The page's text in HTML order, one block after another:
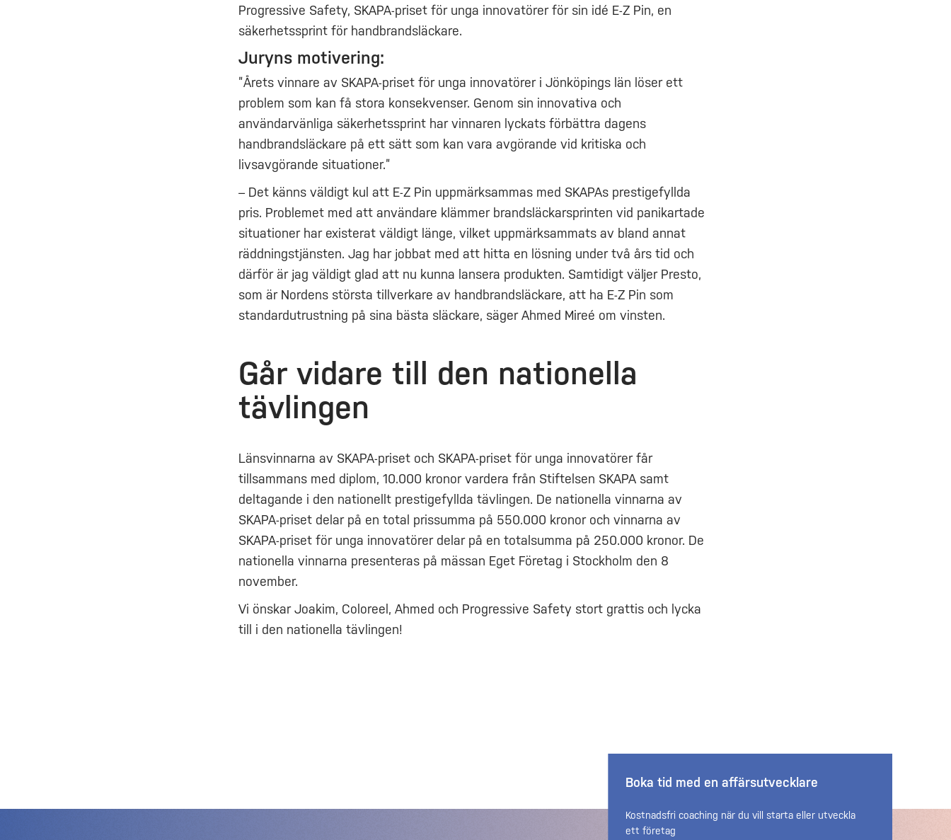
Progressive Safety, SKAPA-priset för unga innovatörer för sin idé E-Z Pin, en
säkerhetssprint för handbrandsläckare.
Juryns motivering:
”Årets vinnare av SKAPA-priset för unga innovatörer i Jönköpings län löser ett
problem som kan få stora konsekvenser. Genom sin innovativa och
användarvänliga säkerhetssprint har vinnaren lyckats förbättra dagens
handbrandsläckare på ett sätt som kan vara avgörande vid kritiska och
livsavgörande situationer.”
– Det känns väldigt kul att E-Z Pin uppmärksammas med SKAPAs prestigefyllda
pris. Problemet med att användare klämmer brandsläckarsprinten vid panikartade
situationer har existerat väldigt länge, vilket uppmärksammats av bland annat
räddningstjänsten. Jag har jobbat med att hitta en lösning under två års tid och
därför är jag väldigt glad att nu kunna lansera produkten. Samtidigt väljer Presto,
som är Nordens största tillverkare av handbrandsläckare, att ha E-Z Pin som
standardutrustning på sina bästa släckare, säger Ahmed Mireé om vinsten.
Går vidare till den nationella
tävlingen
Länsvinnarna av SKAPA-priset och SKAPA-priset för unga innovatörer får
tillsammans med diplom, 10.000 kronor vardera från Stiftelsen SKAPA samt
deltagande i den nationellt prestigefyllda tävlingen. De nationella vinnarna av
SKAPA-priset delar på en total prissumma på 550.000 kronor och vinnarna av
SKAPA-priset för unga innovatörer delar på en totalsumma på 250.000 kronor. De
nationella vinnarna presenteras på mässan Eget Företag i Stockholm den 8
november.
Vi önskar Joakim, Coloreel, Ahmed och Progressive Safety stort grattis och lycka
till i den nationella tävlingen!
Boka tid med en affärsutvecklare
Kostnadsfri coaching när du vill starta eller utveckla
ett företag